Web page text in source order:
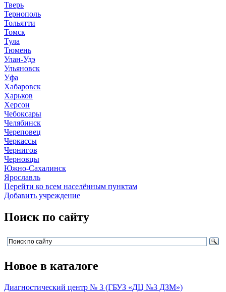
Тверь
Тернополь
Тольятти
Томск
Тула
Тюмень
Улан-Удэ
Ульяновск
Уфа
Хабаровск
Харьков
Херсон
Чебоксары
Челябинск
Череповец
Черкассы
Чернигов
Черновцы
Южно-Сахалинск
Ярославль
Перейти ко всем населённым пунктам
Добавить учреждение
Поиск по сайту
Новое в каталоге
Диагностический центр № 3 (ГБУЗ «ДЦ №3 ДЗМ»)